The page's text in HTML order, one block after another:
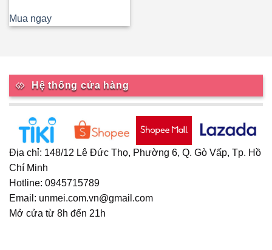
Mua ngay
Hệ thống cửa hàng
Địa chỉ: 148/12 Lê Đức Thọ, Phường 6, Q. Gò Vấp, Tp. Hồ
Chí Minh
Hotline: 0945715789
Email: unmei.com.vn@gmail.com
Mở cửa từ 8h đến 21h